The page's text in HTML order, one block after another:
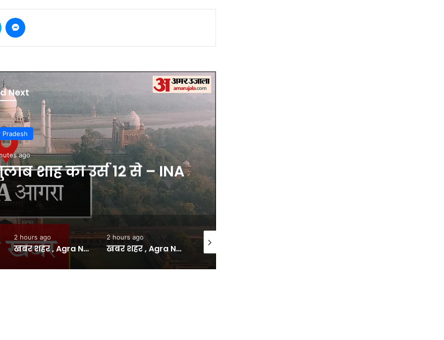
Next
Pradesh
ago
शाह का उर्स 12 से – INA
2 hours ago
खबर शहर , Agra News: कुत्ता-बिल्ली, चूहा के यूरिन से पीलिया, दो की जा चुकी है जान – INA
2 hours ago
खबर शहर , Agra News: कालिंदी विहार में सीवर लाइन लीक होने से धंसी सड़क – INA
23 minutes ago